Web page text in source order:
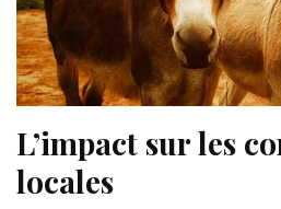
L’impact sur les
locales